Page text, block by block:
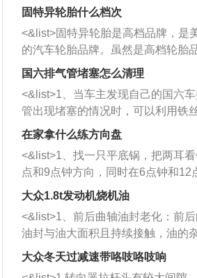
固特异轮胎什么档次
<&list>固特异轮胎是高档品牌，是
的汽车轮胎品牌。虽然是高档轮胎
牌，但是中高低端的轮胎都有生产，
也是为了更好的开拓市场。
国六排气管堵塞怎么清理
<&list>1、当车主发现自己的国六
管出现堵塞的情况时，可以利用铁
者是细棍，直接将杂物给取出来，如
堵塞情况比较严重，也可以采取应急
施。 <&list>2、直接利用木棍将所
杂物推到排气管里面的位置处，然
三元催化器拆解开，就可以将堵塞的
西取出来。但如果是因为积碳过多
的堵塞，就需要将三元催化器泡在
洗剂对堵塞的情况得到解决，将清洗
在家拿什么练方向盘
<&list>1、找一只平底锅，把两耳
点和9点钟方向，同时在6点钟和12
方向做一个标记。 <&list>2、双手握
一圈半的练习，往右同样也要打相
圈数。 <&list>3、最后强调要反复
习，这样就可以形成肌肉记忆，在真
驾驶车辆时，不需要记忆也能打好
大众1.8t发动机烧机油
<&list>1、前后曲轴油封老化：前
油封与油大面积且持续接触，油的
和发动机内持续温度变化使其密封效
逐渐减弱，导致渗油或漏油。
大众冬天过减速带咯吱咯吱响